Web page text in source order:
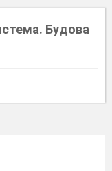
Будова